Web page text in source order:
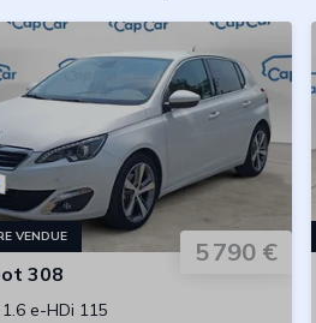
VENDUE
5 790 €
308
1.6 e-HDi 115